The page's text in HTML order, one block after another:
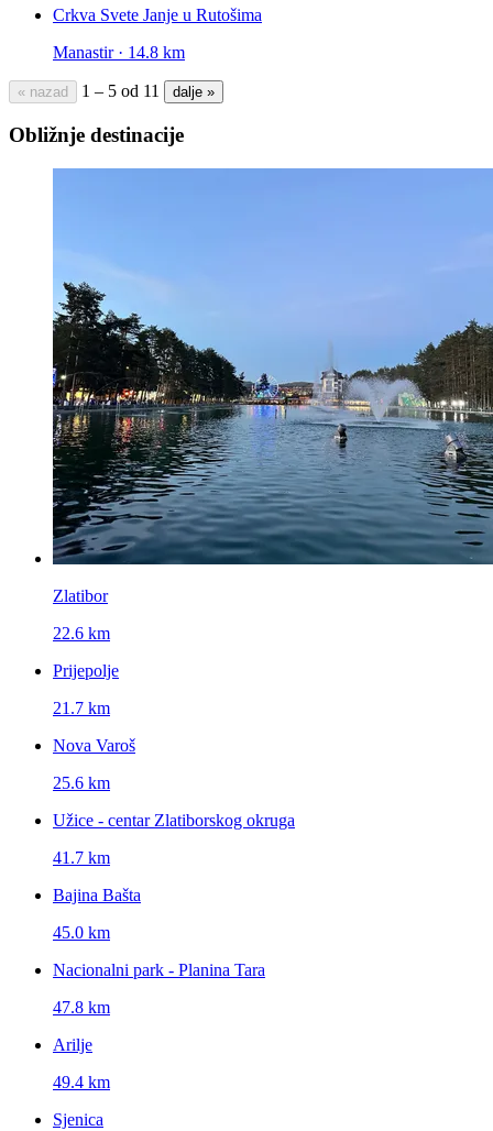
Crkva Svete Janje u Rutošima
Manastir · 14.8 km
« nazad 1 – 5 od 11 dalje »
Obližnje destinacije
Zlatibor
22.6 km
Prijepolje
21.7 km
Nova Varoš
25.6 km
Užice - centar Zlatiborskog okruga
41.7 km
Bajina Bašta
45.0 km
Nacionalni park - Planina Tara
47.8 km
Arilje
49.4 km
Sjenica